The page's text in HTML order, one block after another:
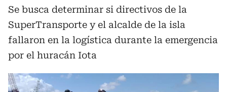
Se busca determinar si directivos de la
SuperTransporte y el alcalde de la isla
fallaron en la logística durante la emergencia
por el huracán Iota